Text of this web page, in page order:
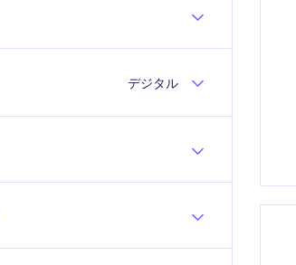
デジタル